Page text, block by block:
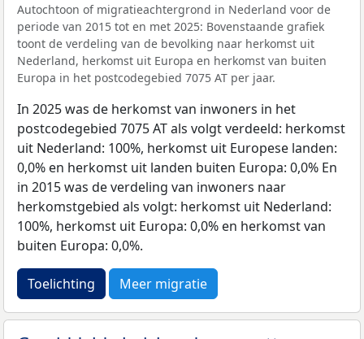
Autochtoon of migratieachtergrond in Nederland voor de
periode van 2015 tot en met 2025: Bovenstaande grafiek
toont de verdeling van de bevolking naar herkomst uit
Nederland, herkomst uit Europa en herkomst van buiten
Europa in het postcodegebied 7075 AT per jaar.
In 2025 was de herkomst van inwoners in het
postcodegebied 7075 AT als volgt verdeeld: herkomst
uit Nederland: 100%, herkomst uit Europese landen:
0,0% en herkomst uit landen buiten Europa: 0,0% En
in 2015 was de verdeling van inwoners naar
herkomstgebied als volgt: herkomst uit Nederland:
100%, herkomst uit Europa: 0,0% en herkomst van
buiten Europa: 0,0%.
Toelichting Meer migratie